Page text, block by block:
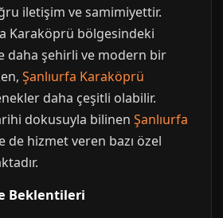
iletişim ve samimiyettir.
Karaköprü bölgesindeki
daha şehirli ve modern bir
Şanlıurfa Karaköprü
daha çeşitli olabilir.
dokusuyla bilinen Şanlıurfa
de hizmet veren bazı özel
Beklentileri